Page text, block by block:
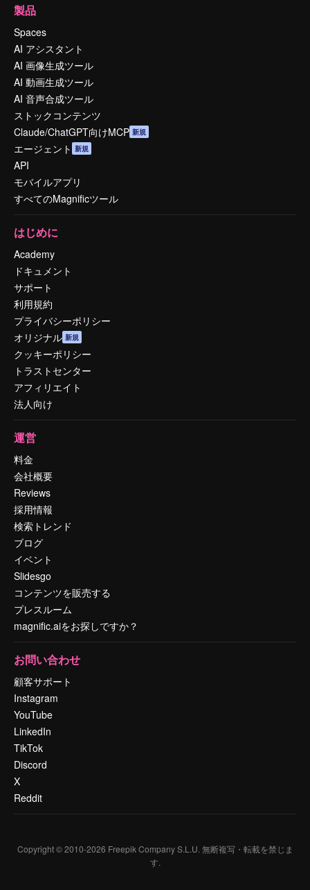
製品
Spaces
AI アシスタント
AI 画像生成ツール
AI 動画生成ツール
AI 音声合成ツール
ストックコンテンツ
Claude/ChatGPT向けMCP 新規
エージェント 新規
API
モバイルアプリ
すべてのMagnificツール
はじめに
Academy
ドキュメント
サポート
利用規約
プライバシーポリシー
オリジナル 新規
クッキーポリシー
トラストセンター
アフィリエイト
法人向け
運営
料金
会社概要
Reviews
採用情報
検索トレンド
ブログ
イベント
Slidesgo
コンテンツを販売する
プレスルーム
magnific.aiをお探しですか？
お問い合わせ
顧客サポート
Instagram
YouTube
LinkedIn
TikTok
Discord
X
Reddit
Copyright © 2010-2026 Freepik Company S.L.U. 無断複写・転載を禁じま
す.